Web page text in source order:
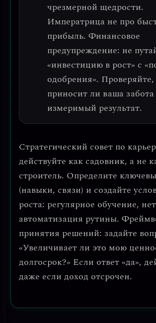
чрезмерной щедрости.
Императрица не про
прибыль. Финансовое
предупреждение: не
«инвестицию в рост» с
одобрения». Проверяйте,
приносит ли ваша забота
измеримый результат.
Стратегический совет по
действуйте как садовник, а не
строитель. Определите
(навыки, связи) и создайте
роста: регулярное обучение,
автоматизация рутины.
принятия решений: задайте
«Увеличивает ли это мою
долгосрок?» Если ответ «да»,
даже если доход отсрочен.